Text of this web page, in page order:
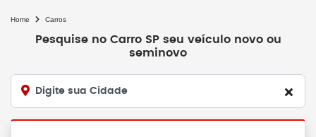
Home Carros
Pesquise no Carro SP seu veículo novo ou
seminovo
Digite sua Cidade